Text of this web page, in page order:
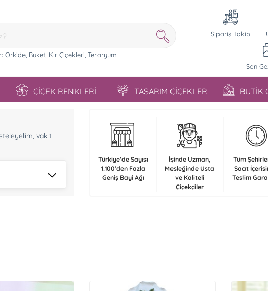
Orkide, Buket, Kır Çiçekleri, Teraryum
Sipariş Takip
Son
ÇİÇEK RENKLERİ TASARIM ÇİÇEKLER BUTİK
vakit
Türkiye'de Sayısı
1.100'den Fazla
Geniş Bayi Ağı
İşinde Uzman,
Mesleğinde Usta
ve Kaliteli
Çiçekçiler
Tüm
Saat
Teslim